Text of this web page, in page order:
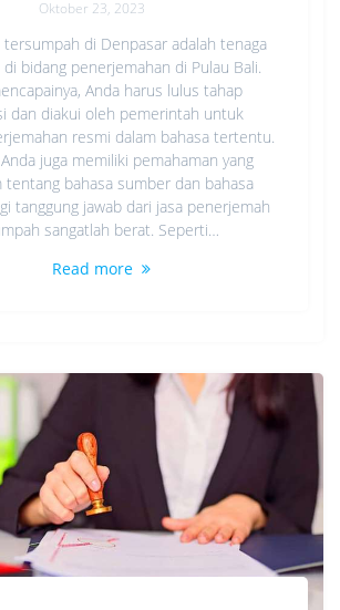
Oktober 23, 2023
di Denpasar adalah tenaga
bidang penerjemahan di Pulau Bali.
Anda harus lulus tahap
dan diakui oleh pemerintah untuk
resmi dalam bahasa tertentu.
juga memiliki pemahaman yang
tentang bahasa sumber dan bahasa
tanggung jawab dari jasa penerjemah
sangatlah berat. Seperti…
Read more